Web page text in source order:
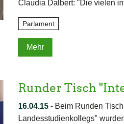
Claudia Dalbert: "Die vielen
Parlament
Mehr
Runder Tisch
16.04.15- Beim Runden
Landesstudienkollegs"